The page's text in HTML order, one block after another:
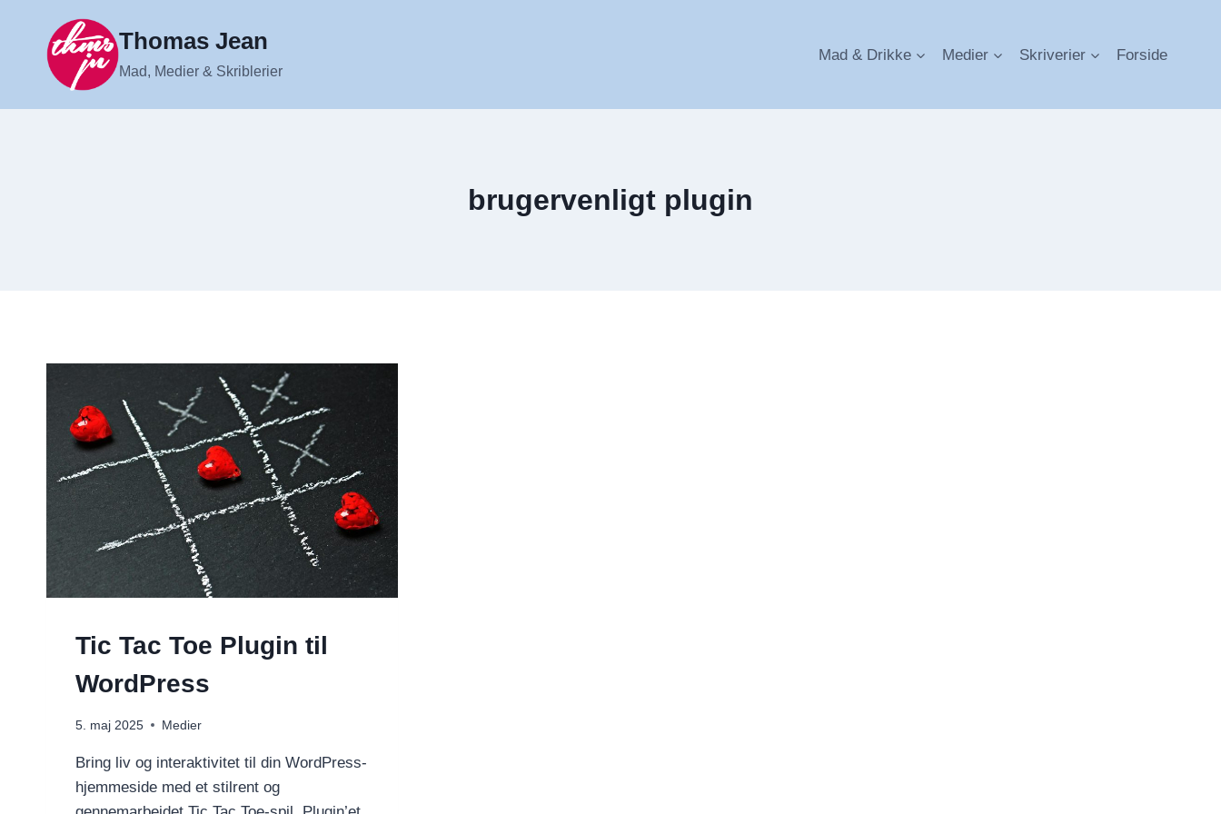
indhold
Thomas Jean
Mad, Medier & Skriblerier
Mad & Drikke Medier Skriverier Forside
brugervenligt plugin
Tic Tac Toe Plugin til
WordPress
5. maj 2025 Medier
Bring liv og interaktivitet til din WordPress-
hjemmeside med et stilrent og